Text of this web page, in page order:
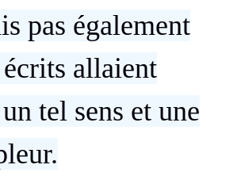
pas également
allaient
tel sens et une